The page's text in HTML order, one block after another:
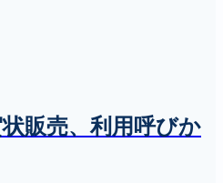
販売、利用呼びか